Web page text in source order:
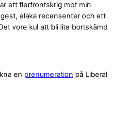
ett flerfrontskrig mot min
elaka recensenter och ett
vore kul att bli lite bortskämd
en prenumeration på Liberal